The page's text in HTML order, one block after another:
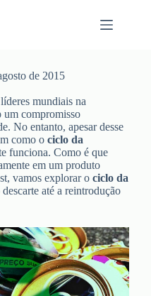
de 2015
mundiais na
um compromisso
No entanto, apesar desse
como ociclo da
funciona. Como é que
em um produto
vamos explorar ociclo da
descarte até a reintrodução